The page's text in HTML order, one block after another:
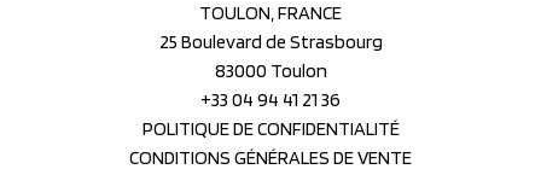
TOULON, FRANCE
25 Boulevard de Strasbourg
83000 Toulon
+33 04 94 41 21 36
POLITIQUE DE CONFIDENTIALITÉ
CONDITIONS GÉNÉRALES DE VENTE